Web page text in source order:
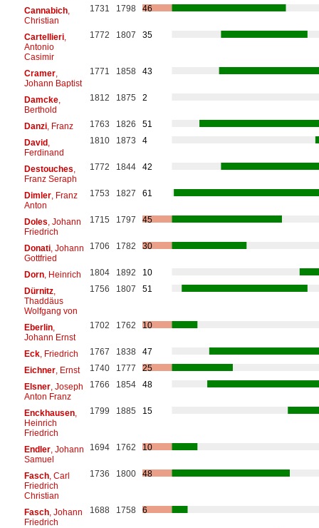
Cannabich,
Christian
1731 1798 46
Cartellieri,
Antonio
Casimir
1772 1807 35
Cramer,
Johann Baptist
1771 1858 43
Damcke,
Berthold
1812 1875 2
Danzi, Franz 1763 1826
51
David,
Ferdinand
1810 1873 4
Destouches
Franz Seraph
1772 1844 42
Dimler, Franz
Anton
1753 1827 61
Doles , Johann
Friedrich
1715 1797 45
Donati, Johann
Gottfried
1706 1782 30
Dorn, Heinrich 1804 1892
10
Dürnitz,
Thaddäus
Wolfgang von
1756 1807 51
Eberlin,
Johann Ernst
1702 1762 10
Eck, Friedrich 1767 1838
47
Eichner, Ernst 1740 1777
25
Elsner, Joseph
Anton Franz
1766 1854 48
Enckhausen,
Heinrich
Friedrich
1799 1885 15
Endler, Johann
Samuel
1694 1762 10
Fasch, Carl
Friedrich
Christian
1736 1800 48
Fasch, Johann
Friedrich
1688 1758 6